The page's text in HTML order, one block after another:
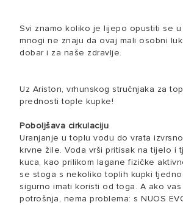
Svi znamo koliko je lijepo opustiti se
mnogi ne znaju da ovaj mali osobni
dobar i za naše zdravlje.
Uz Ariston, vrhunskog stručnjaka za
prednosti tople kupke!
Poboljšava cirkulaciju
Uranjanje u toplu vodu do vrata
krvne žile. Voda vrši pritisak na tijelo i
kuca, kao prilikom lagane fizičke
se stoga s nekoliko toplih kupki
sigurno imati koristi od toga. A ako
potrošnja, nema problema: s NUOS